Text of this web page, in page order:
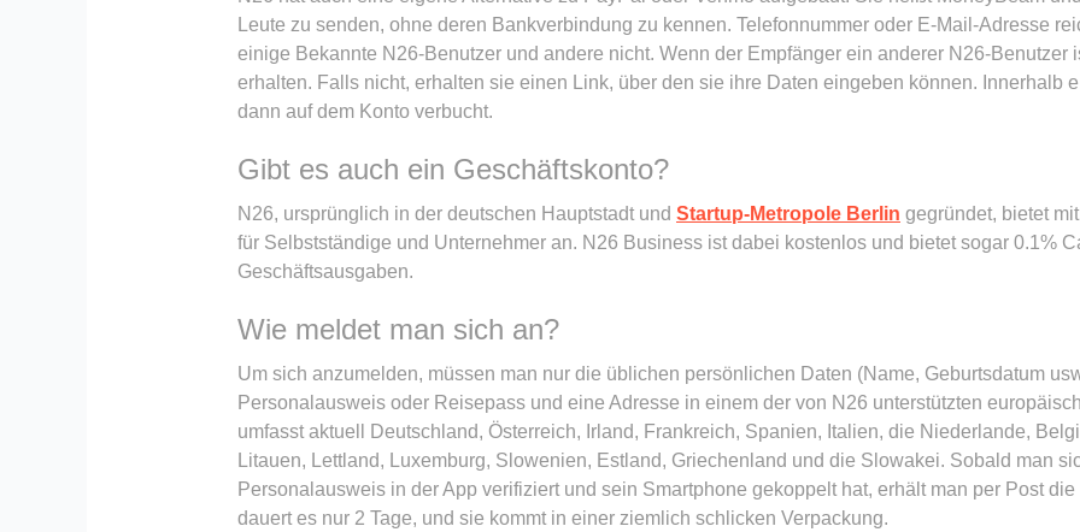
Leute zu senden, ohne deren Bankverbindung zu kennen. Telefonnummer oder E-Mail-Adresse
einige Bekannte N26-Benutzer und andere nicht. Wenn der Empfänger ein anderer N26-Benutzer
erhalten. Falls nicht, erhalten sie einen Link, über den sie ihre Daten eingeben können. Innerhalb
dann auf dem Konto verbucht.
Gibt es auch ein Geschäftskonto?
N26, ursprünglich in der deutschen Hauptstadt und Startup-Metropole Berlin gegründet, bietet
für Selbstständige und Unternehmer an. N26 Business ist dabei kostenlos und bietet sogar 0.1%
Geschäftsausgaben.
Wie meldet man sich an?
Um sich anzumelden, müssen man nur die üblichen persönlichen Daten (Name, Geburtsdatum
Personalausweis oder Reisepass und eine Adresse in einem der von N26 unterstützten
umfasst aktuell Deutschland, Österreich, Irland, Frankreich, Spanien, Italien, die Niederlande,
Litauen, Lettland, Luxemburg, Slowenien, Estland, Griechenland und die Slowakei. Sobald man
Personalausweis in der App verifiziert und sein Smartphone gekoppelt hat, erhält man per Post
dauert es nur 2 Tage, und sie kommt in einer ziemlich schlicken Verpackung.